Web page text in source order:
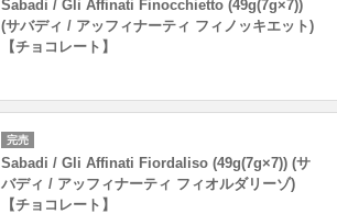
Sabadi / Gli Affinati Finocchietto (49g(7g×7))
(サバディ / アッフィナーティ フィノッキエット)
【チョコレート】
完売
Sabadi / Gli Affinati Fiordaliso (49g(7g×7)) (サ
バディ / アッフィナーティ フィオルダリーゾ)
【チョコレート】